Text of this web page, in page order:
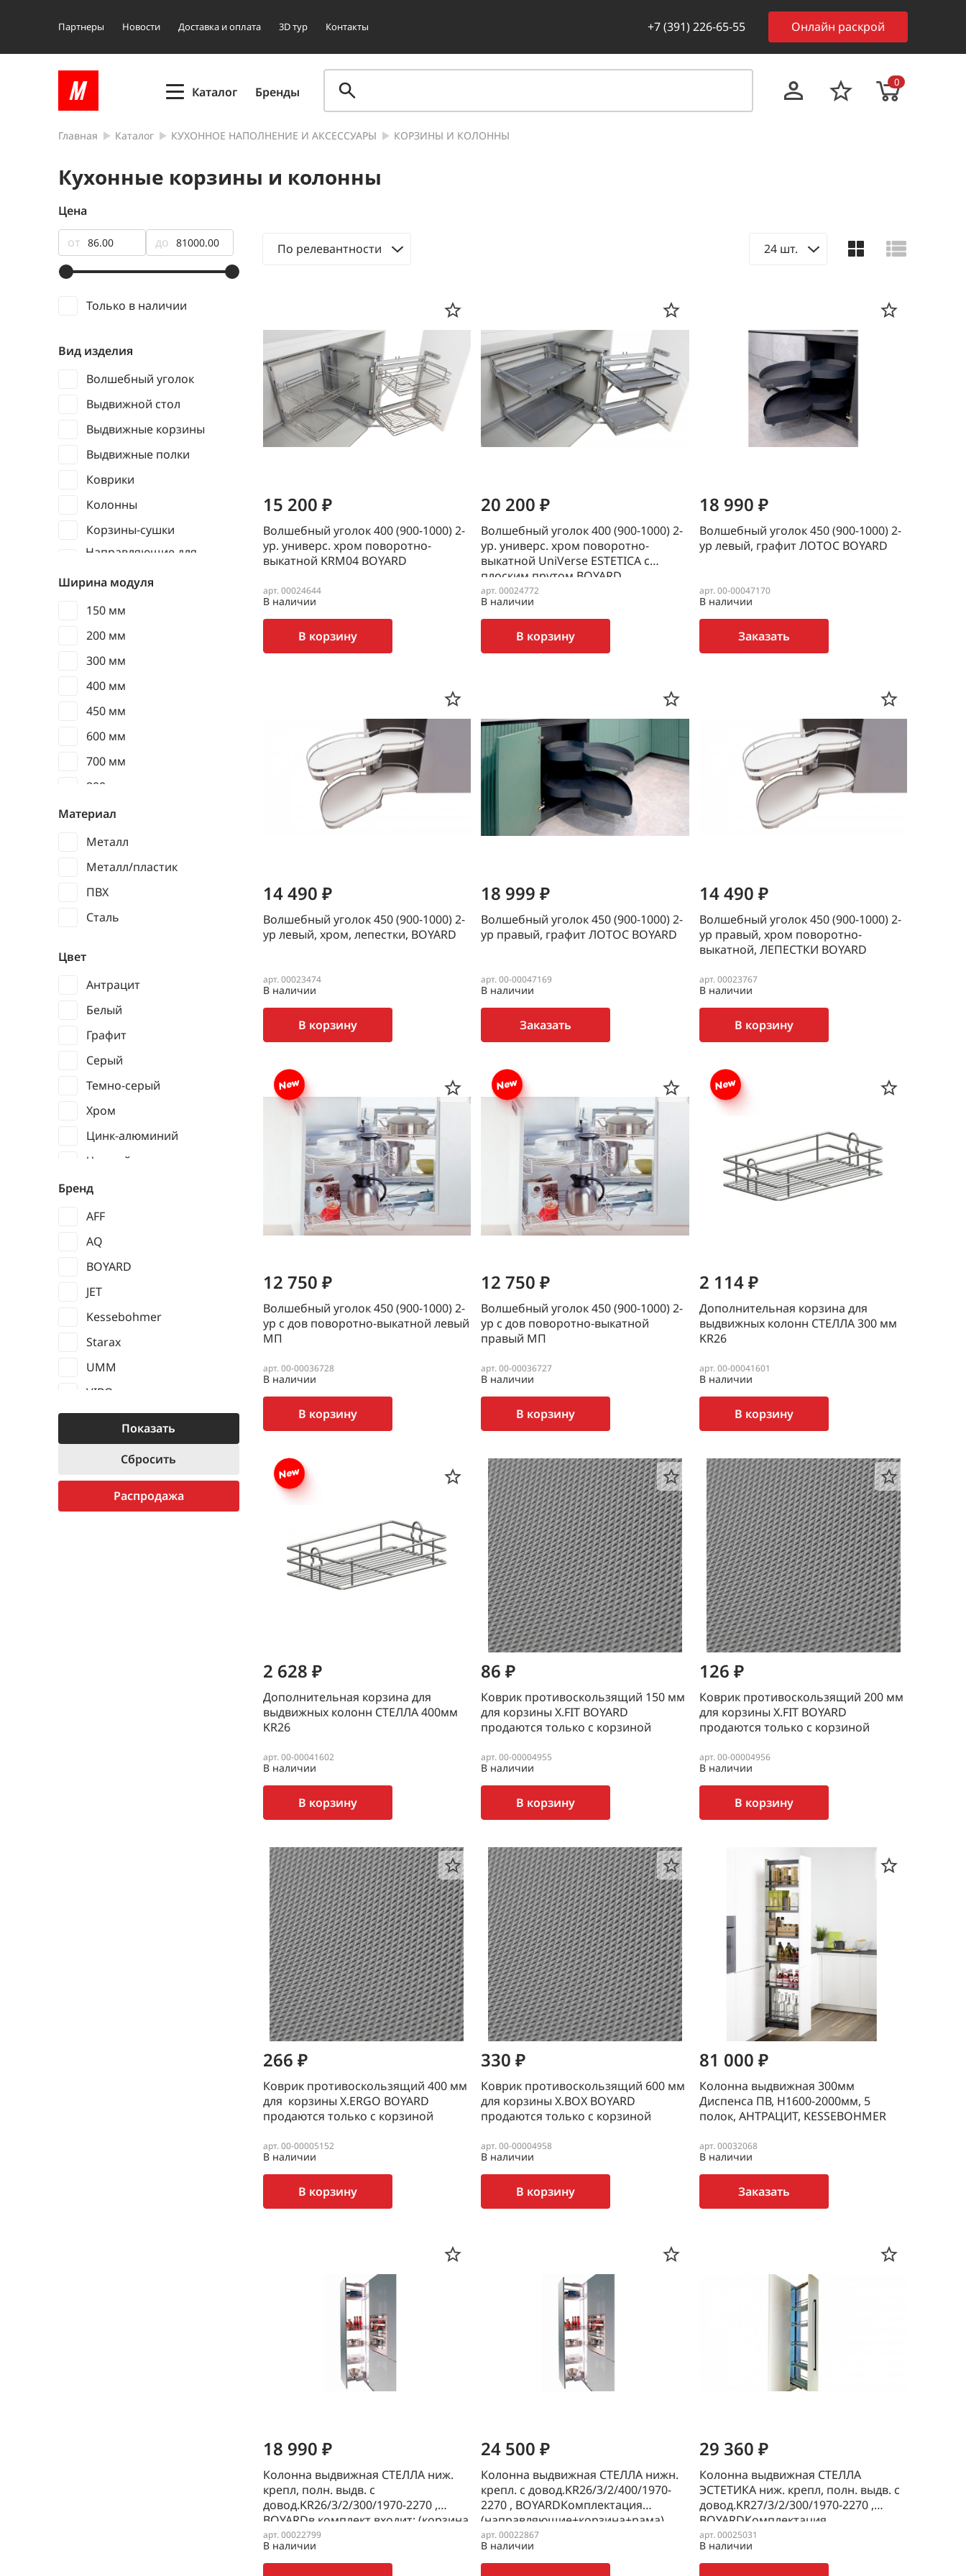
Партнеры Новости Доставка и оплата 3D тур Контакты +7 (391) 226-65-55 Онлайн раскрой
Каталог Бренды
0
Главная Каталог КУХОННОЕ НАПОЛНЕНИЕ И АКСЕССУАРЫ КОРЗИНЫ И КОЛОННЫ
Кухонные корзины и колонны
Цена
от
до
Только в наличии
Вид изделия
Волшебный уголок
Выдвижной стол
Выдвижные корзины
Выдвижные полки
Коврики
Колонны
Корзины-сушки
Направляющие для
Фасадные полки
Ширина модуля
150 мм
200 мм
300 мм
400 мм
450 мм
600 мм
700 мм
800 мм
900 мм
Материал
Металл
Металл/пластик
ПВХ
Сталь
Цвет
Антрацит
Белый
Графит
Серый
Темно-серый
Хром
Цинк-алюминий
Черный
Бренд
AFF
AQ
BOYARD
JET
Kessebohmer
Starax
UMM
VIBO
КИТАЙ
Распродажа
По релевантности 24 шт.
15 200 ₽
Волшебный уголок 400 (900-1000) 2-
ур. универс. хром поворотно-
выкатной KRM04 BOYARD
арт. 00024644
В наличии
В корзину
20 200 ₽
Волшебный уголок 400 (900-1000) 2-
ур. универс. хром поворотно-
выкатной UniVerse ESTETICA с
плоским прутом BOYARD
(противоскользящее
покрытие)Комплектация (корзина
KR30/1/0/400+рама KRK03/900-1000 )
арт. 00024772
В наличии
В корзину
18 990 ₽
Волшебный уголок 450 (900-1000) 2-
ур левый, графит ЛОТОС BOYARD
арт. 00-00047170
В наличии
Заказать
14 490 ₽
Волшебный уголок 450 (900-1000) 2-
ур левый, хром, лепестки, BOYARD
арт. 00023474
В наличии
В корзину
18 999 ₽
Волшебный уголок 450 (900-1000) 2-
ур правый, графит ЛОТОС BOYARD
арт. 00-00047169
В наличии
Заказать
14 490 ₽
Волшебный уголок 450 (900-1000) 2-
ур правый, хром поворотно-
выкатной, ЛЕПЕСТКИ BOYARD
арт. 00023767
В наличии
В корзину
12 750 ₽
Волшебный уголок 450 (900-1000) 2-
ур с дов поворотно-выкатной левый
МП
арт. 00-00036728
В наличии
В корзину
12 750 ₽
Волшебный уголок 450 (900-1000) 2-
ур с дов поворотно-выкатной
правый МП
арт. 00-00036727
В наличии
В корзину
2 114 ₽
Дополнительная корзина для
выдвижных колонн СТЕЛЛА 300 мм
KR26
арт. 00-00041601
В наличии
В корзину
2 628 ₽
Дополнительная корзина для
выдвижных колонн СТЕЛЛА 400мм
KR26
арт. 00-00041602
В наличии
В корзину
86 ₽
Коврик противоскользящий 150 мм
для корзины X.FIT BOYARD
продаются только с корзиной
арт. 00-00004955
В наличии
В корзину
126 ₽
Коврик противоскользящий 200 мм
для корзины X.FIT BOYARD
продаются только с корзиной
арт. 00-00004956
В наличии
В корзину
266 ₽
Коврик противоскользящий 400 мм
для корзины X.ERGO BOYARD
продаются только с корзиной
арт. 00-00005152
В наличии
В корзину
330 ₽
Коврик противоскользящий 600 мм
для корзины X.BOX BOYARD
продаются только с корзиной
арт. 00-00004958
В наличии
В корзину
81 000 ₽
Колонна выдвижная 300мм
Диспенса ПВ, H1600-2000мм, 5
полок, АНТРАЦИТ, KESSEBOHMER
арт. 00032068
В наличии
Заказать
18 990 ₽
Колонна выдвижная СТЕЛЛА ниж.
крепл, полн. выдв. с
довод.KR26/3/2/300/1970-2270 ,
BOYARDв комплект входит: (корзина
-KR23/1/0/300, рама - KRK04/1970-
2270, направл - DB6044ZN/500)
арт. 00022799
В наличии
24 500 ₽
Колонна выдвижная СТЕЛЛА нижн.
крепл. с довод.KR26/3/2/400/1970-
2270 , BOYARDКомплектация
(направляющие+корзина+рама)
арт. 00022867
В наличии
29 360 ₽
Колонна выдвижная СТЕЛЛА
ЭСТЕТИКА ниж. крепл, полн. выдв. с
довод.KR27/3/2/300/1970-2270 ,
BOYARDКомплектация
(направляющие+корзина+рама)
арт. 00025031
В наличии